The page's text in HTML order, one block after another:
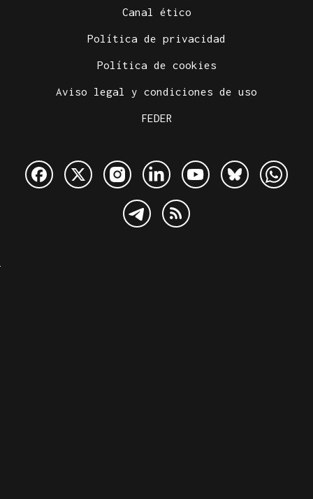
Canal ético
Política de privacidad
Política de cookies
Aviso legal y condiciones de uso
FEDER